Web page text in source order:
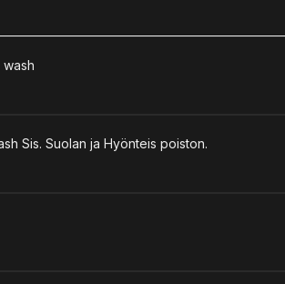
Sis. Suolan ja Hyönteis poiston.